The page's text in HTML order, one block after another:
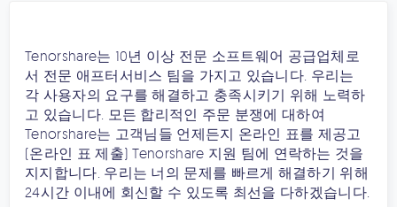
Tenorshare는 10년 이상 전문 소프트웨어 공급업체로
서 전문 애프터서비스 팀을 가지고 있습니다. 우리는
각 사용자의 요구를 해결하고 충족시키기 위해 노력하
고 있습니다. 모든 합리적인 주문 분쟁에 대하여
Tenorshare는 고객님들 언제든지 온라인 표를 제공고
(온라인 표 제출)Tenorshare 지원 팀에 연락하는 것을
지지합니다. 우리는 너의 문제를 빠르게 해결하기 위해
24시간 이내에 회신할 수 있도록 최선을 다하겠습니다.